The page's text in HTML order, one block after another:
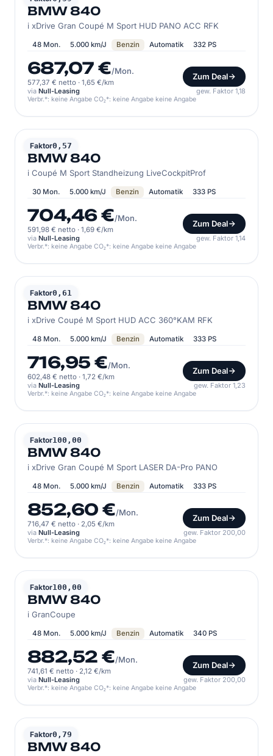
BMW 840
i xDrive Gran Coupé M Sport HUD PANO ACC RFK
48 Mon. 5.000 km/J Benzin Automatik 332 PS
687,07 €/Mon.
577,37 € netto · 1,65 €/km
Zum Deal
via Null-Leasing gew. Faktor 1,18
Verbr.*: keine Angabe CO₂*: keine Angabe keine Angabe
Faktor0,57
BMW
BMW 840
i Coupé M Sport Standheizung LiveCockpitProf
30 Mon. 5.000 km/J Benzin Automatik 333 PS
704,46 €/Mon.
591,98 € netto · 1,69 €/km
Zum Deal
via Null-Leasing gew. Faktor 1,14
Verbr.*: keine Angabe CO₂*: keine Angabe keine Angabe
Faktor0,61
BMW
BMW 840
i xDrive Coupé M Sport HUD ACC 360°KAM RFK
48 Mon. 5.000 km/J Benzin Automatik 333 PS
716,95 €/Mon.
602,48 € netto · 1,72 €/km
Zum Deal
via Null-Leasing gew. Faktor 1,23
Verbr.*: keine Angabe CO₂*: keine Angabe keine Angabe
Faktor100,00
BMW
BMW 840
i xDrive Gran Coupé M Sport LASER DA-Pro PANO
48 Mon. 5.000 km/J Benzin Automatik 333 PS
852,60 €/Mon.
716,47 € netto · 2,05 €/km
Zum Deal
via Null-Leasing gew. Faktor 200,00
Verbr.*: keine Angabe CO₂*: keine Angabe keine Angabe
Faktor100,00
BMW
BMW 840
i GranCoupe
48 Mon. 5.000 km/J Benzin Automatik 340 PS
882,52 €/Mon.
741,61 € netto · 2,12 €/km
Zum Deal
via Null-Leasing gew. Faktor 200,00
Verbr.*: keine Angabe CO₂*: keine Angabe keine Angabe
Faktor0,79
BMW
BMW 840